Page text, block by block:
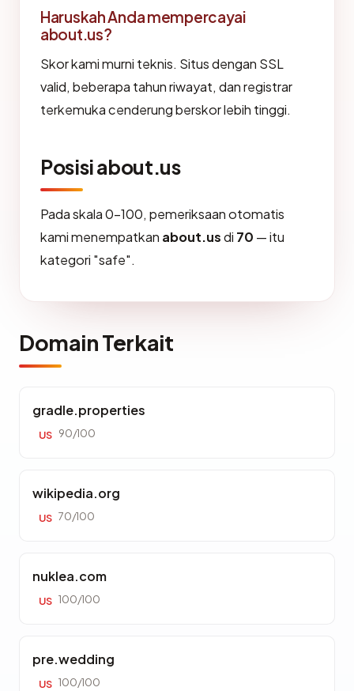
Haruskah Anda mempercayai
about.us?
Skor kami murni teknis. Situs dengan SSL
valid, beberapa tahun riwayat, dan registrar
terkemuka cenderung berskor lebih tinggi.
Posisi about.us
Pada skala 0-100, pemeriksaan otomatis
kami menempatkan about.usdi 70 — itu
kategori "safe".
Domain Terkait
gradle.properties
US 90/100
wikipedia.org
US 70/100
nuklea.com
US 100/100
pre.wedding
US 100/100